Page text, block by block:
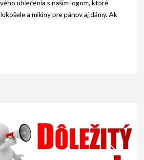
oblečenia s naším logom, ktoré
a mikiny pre pánov aj dámy. Ak